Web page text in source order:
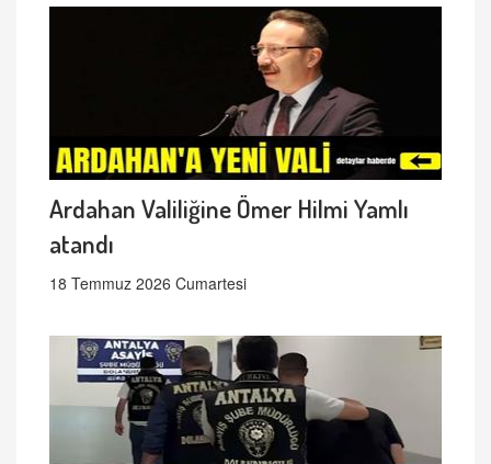
Ardahan Valiliğine Ömer Hilmi Yamlı
atandı
18 Temmuz 2026 Cumartesi